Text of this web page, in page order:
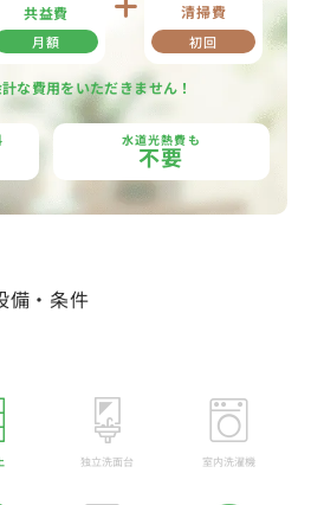
共益費
月額
清掃費
初回
な費用をいただきません！
水道光熱費も
不要
備・条件
独立洗面台 室内洗濯機